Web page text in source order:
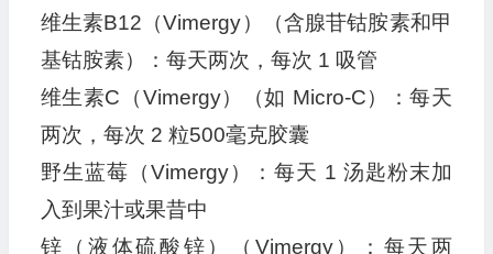
维生素B12（Vimergy）（含腺苷钴胺素和甲
基钴胺素）：每天两次，每次 1 吸管
维生素C（Vimergy）（如 Micro-C）：每天
两次，每次 2 粒500毫克胶囊
野生蓝莓（Vimergy）：每天 1 汤匙粉末加
入到果汁或果昔中
锌（液体硫酸锌）（Vimergy）：每天两